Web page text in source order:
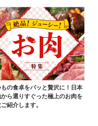
もの食卓をパッと贅沢に！日本
ら選りすぐった極上のお肉を
紹介します。